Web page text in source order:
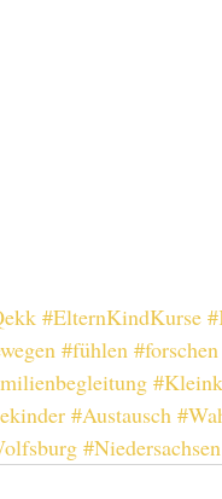
#ElternKindKurse
#fühlen #forschen
#Austausch
#Niedersachsen